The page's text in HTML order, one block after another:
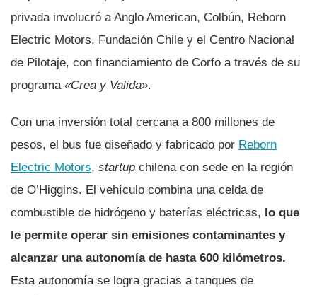
privada involucró a Anglo American, Colbún, Reborn
Electric Motors, Fundación Chile y el Centro Nacional
de Pilotaje, con financiamiento de Corfo a través de su
programa «Crea y Valida».
Con una inversión total cercana a 800 millones de
pesos, el bus fue diseñado y fabricado por Reborn
Electric Motors, startup chilena con sede en la región
de O’Higgins. El vehículo combina una celda de
combustible de hidrógeno y baterías eléctricas, lo que
le permite operar sin emisiones contaminantes y
alcanzar una autonomía de hasta 600 kilómetros.
Esta autonomía se logra gracias a tanques de